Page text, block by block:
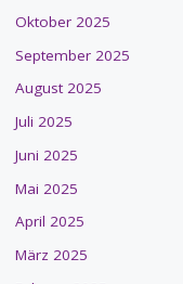
Oktober 2025
September 2025
August 2025
Juli 2025
Juni 2025
Mai 2025
April 2025
März 2025